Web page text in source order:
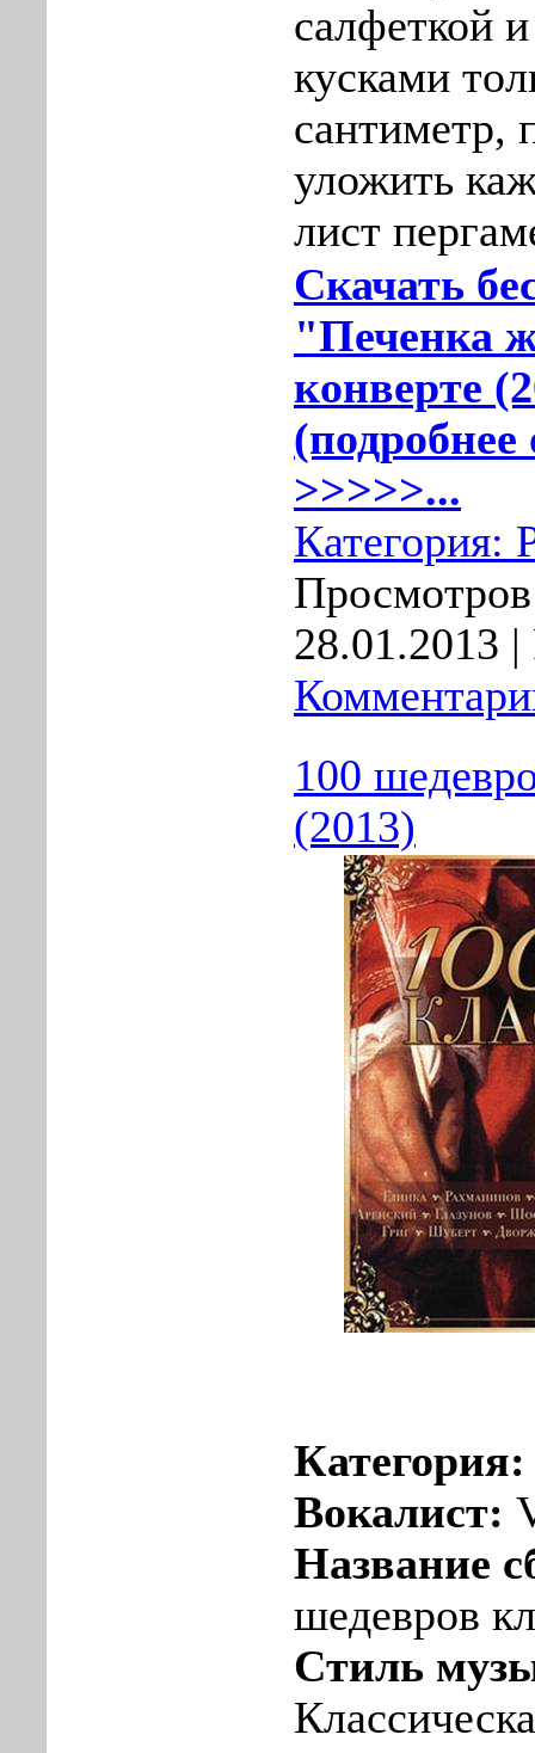
салфеткой
кусками
сантиметр,
уложить
лист
Скачать
"Печенка
конверте
(подробнее
>>>>>...
Категория:
28.01.2013 |
100
(2013)
Вокалист:
Название
шедевров
Стиль